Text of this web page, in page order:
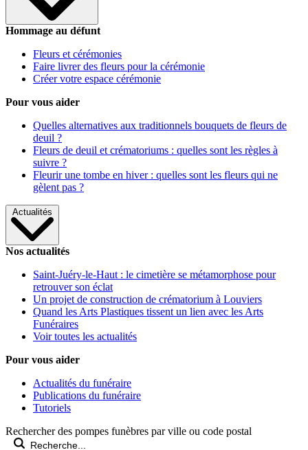
Hommage au défunt
Fleurs et cérémonies
Faire livrer des fleurs pour la cérémonie
Créer votre espace cérémonie
Pour vous aider
Quelles alternatives aux traditionnels bouquets de fleurs de
deuil ?
Fleurs de deuil et crématoriums : quelles sont les règles à
suivre ?
Fleurir une tombe en hiver : quelles sont les fleurs qui ne
gèlent pas ?
Actualités
Nos actualités
Saint-Juéry-le-Haut : le cimetière se métamorphose pour
retrouver son éclat
Un projet de construction de crématorium à Louviers
Quand les Arts Plastiques tissent un lien avec les Arts
Funéraires
Voir toutes les actualités
Pour vous aider
Actualités du funéraire
Publications du funéraire
Tutoriels
Rechercher des pompes funèbres par ville ou code postal